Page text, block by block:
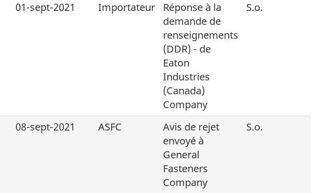
01-sept-2021 Importateur
Réponse à la
demande de
renseignements
(DDR) - de
Eaton
Industries
(Canada)
Company
S.o.
08-sept-2021 ASFC
Avis de rejet
envoyé à
General
Fasteners
Company
S.o.